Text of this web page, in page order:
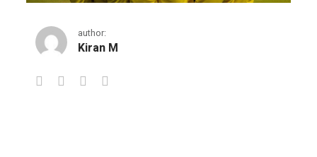
author:
Kiran M